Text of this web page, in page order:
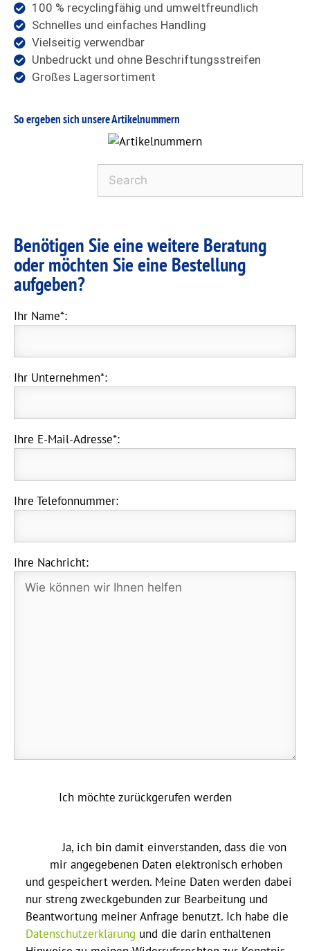
100 % recyclingfähig und umweltfreundlich
Schnelles und einfaches Handling
Vielseitig verwendbar
Unbedruckt und ohne Beschriftungsstreifen
Großes Lagersortiment
So ergeben sich unsere Artikelnummern
Benötigen Sie eine weitere Beratung
oder möchten Sie eine Bestellung
aufgeben?
Ihr Name*:
Ihr Unternehmen*:
Ihre E-Mail-Adresse*:
Ihre Telefonnummer:
Ihre Nachricht:
Ich möchte zurückgerufen werden
Ja, ich bin damit einverstanden, dass die von
mir angegebenen Daten elektronisch erhoben
und gespeichert werden. Meine Daten werden dabei
nur streng zweckgebunden zur Bearbeitung und
Beantwortung meiner Anfrage benutzt. Ich habe die
Datenschutzerklärung und die darin enthaltenen